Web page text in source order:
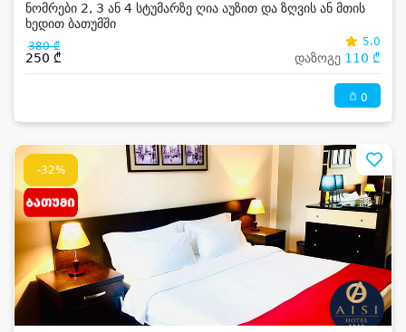
ნომრები 2, 3 ან 4 სტუმარზე ღია აუზით და ზღვის ან მთის
ხედით ბათუმში
380 ₾
250 ₾
5.0
დაზოგე 110 ₾
0
-32%